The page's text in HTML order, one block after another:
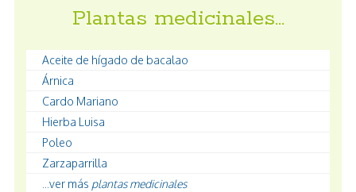
Plantas medicinales…
Aceite de hígado de bacalao
Árnica
Cardo Mariano
Hierba Luisa
Poleo
Zarzaparrilla
...ver más plantas medicinales